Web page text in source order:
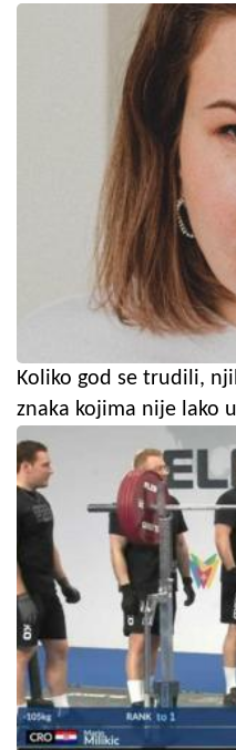
Koliko god se trudili,
znaka kojima nije lako